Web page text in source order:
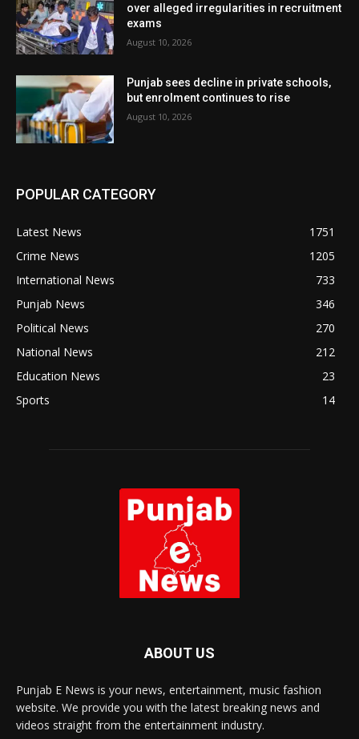
over alleged irregularities in recruitment
exams
August 10, 2026
Punjab sees decline in private schools,
but enrolment continues to rise
August 10, 2026
POPULAR CATEGORY
Latest News
1751
Crime News
1205
International News
733
Punjab News
346
Political News
270
National News
212
Education News
23
Sports
14
ABOUT US
Punjab E News is your news, entertainment, music fashion
website. We provide you with the latest breaking news and
videos straight from the entertainment industry.